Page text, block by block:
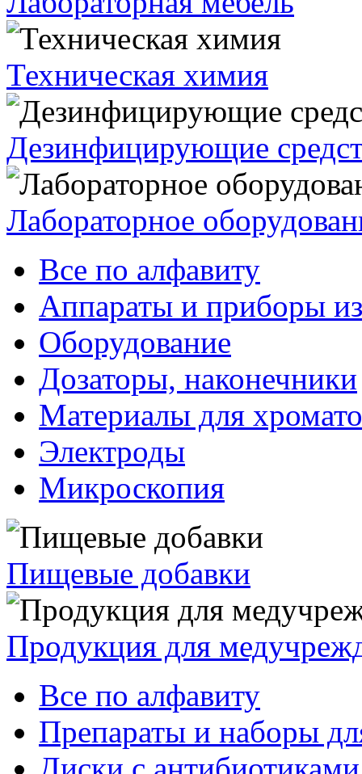
Техническая химия
Дезинфицирующие
Лабораторное
Все по алфавиту
Аппараты и приборы из
Оборудование
Дозаторы, наконечники
Материалы для
Электроды
Микроскопия
Пищевые добавки
Продукция для
Все по алфавиту
Препараты и наборы